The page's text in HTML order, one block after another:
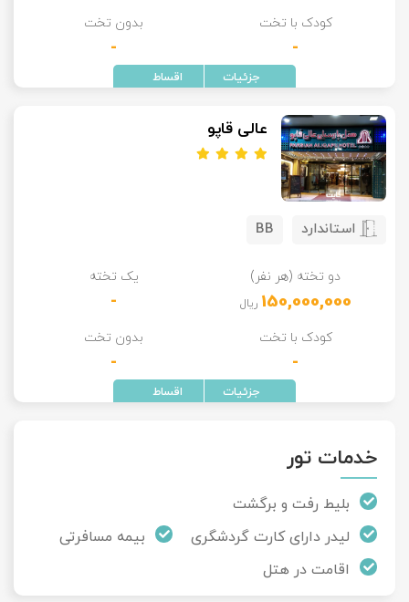
کودک با تخت
-
بدون تخت
-
عالی قاپو
استاندارد BB
دو تخته (هر نفر)
150,000,000 ریال
یک تخته
-
کودک با تخت
-
بدون تخت
-
خدمات تور
بلیط رفت و برگشت
لیدر دارای کارت گردشگری
بیمه مسافرتی
اقامت در هتل